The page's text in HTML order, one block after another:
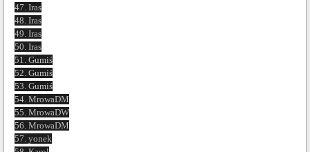
47. Iras
48. Iras
49. Iras
50. Iras
51. Gumiś
52. Gumiś
53. Gumiś
54. MrowaDM
55. MrowaDW
56. MrowaDM
57. yonek